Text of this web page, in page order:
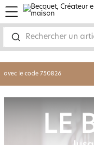
Rechercher un
menu
-30% sur votre commandedès
livraison GRATUITEdès 110€
avec le code 750826